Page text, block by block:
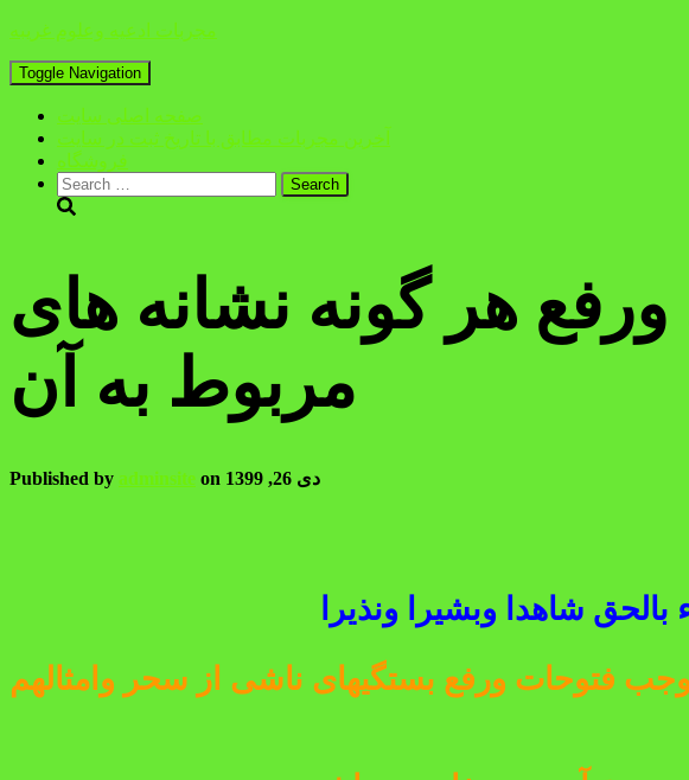
مجربات ادعیه وعلوم غریبه
Toggle Navigation
صفحه اصلی سایت
آخرین مجربات مطابق با تاریخ ثبت در سایت
فروشگاه
Search
for:
هر گونه نشانه های
مربوط به آن
Published by adminsite on دی 26, 1399
شاهدا وبشيرا ونذيرا
فتوحات ورفع بستگیهای ناشی از سحر وامثالهم